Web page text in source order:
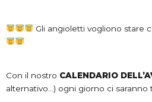
Gli angioletti vogliono stare
Con il nostro CALENDARIO
alternativo…) ogni giorno ci saranno